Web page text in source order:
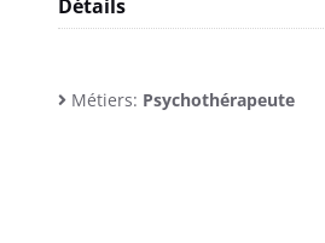
Détails
Métiers: Psychothérapeute